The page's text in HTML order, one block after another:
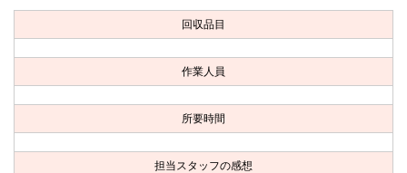
お客様の声
お問い合わせ
回収品目
作業人員
所要時間
担当スタッフの感想